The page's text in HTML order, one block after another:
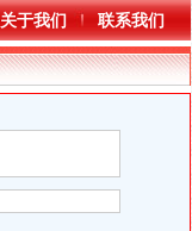
关于我们 联系我们